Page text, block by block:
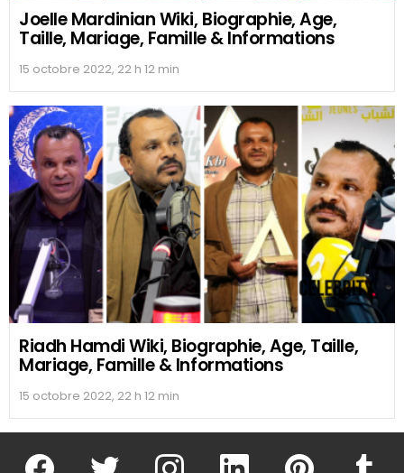
Joelle Mardinian Wiki, Biographie, Age,
Taille, Mariage, Famille & Informations
15 octobre 2022, 22 h 12 min
Riadh Hamdi Wiki, Biographie, Age, Taille,
Mariage, Famille & Informations
15 octobre 2022, 22 h 12 min
facebook twitter instagram linkedin pinterest